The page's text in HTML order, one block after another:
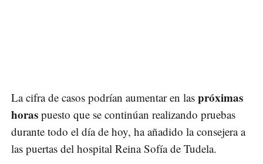
La cifra de casos podrían aumentar en las próximas
horas puesto que se continúan realizando pruebas
durante todo el día de hoy, ha añadido la consejera a
las puertas del hospital Reina Sofía de Tudela.